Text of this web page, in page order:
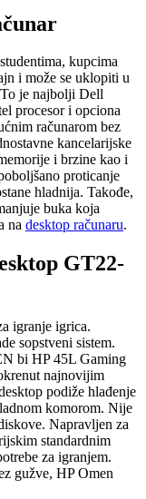
kupcima
i može se uklopiti u
je najbolji Dell
procesor i opciona
računarom bez
kancelarijske
i brzine kao i
proticanje
hladnija. Takođe,
buka koja
na desktop računaru.
GT22-
igranje igrica.
sopstveni sistem.
bi HP 45L Gaming
najnovijim
podiže hlađenje
komorom. Nije
Napravljen za
standardnim
za igranjem.
gužve, HP Omen